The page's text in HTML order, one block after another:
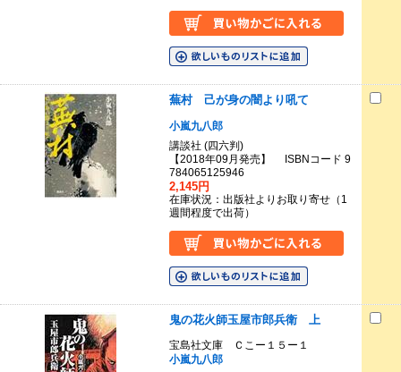
蕪村 己が身の闇より吼て
小嵐九八郎
講談社 (四六判)
【2018年09月発売】 ISBNコード 9
784065125946
2,145円
在庫状況：出版社よりお取り寄せ（1
週間程度で出荷）
鬼の花火師玉屋市郎兵衛 上
宝島社文庫 Ｃこー１５ー１
小嵐九八郎